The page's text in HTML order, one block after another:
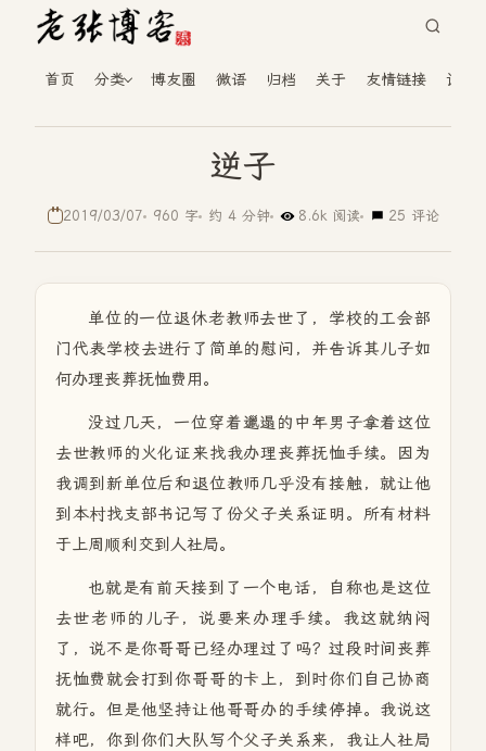
首页 分类 博友圈 微语 归档 关于 友情链接 读者
逆子
2019/03/07 960 字 约 4 分钟 8.6k 阅读 25 评论
单位的一位退休老教师去世了，学校的工会部
门代表学校去进行了简单的慰问，并告诉其儿子如
何办理丧葬抚恤费用。
没过几天，一位穿着邋遢的中年男子拿着这位
去世教师的火化证来找我办理丧葬抚恤手续。因为
我调到新单位后和退位教师几乎没有接触，就让他
到本村找支部书记写了份父子关系证明。所有材料
于上周顺利交到人社局。
也就是有前天接到了一个电话，自称也是这位
去世老师的儿子，说要来办理手续。我这就纳闷
了，说不是你哥哥已经办理过了吗？过段时间丧葬
抚恤费就会打到你哥哥的卡上，到时你们自己协商
就行。但是他坚持让他哥哥办的手续停掉。我说这
样吧，你到你们大队写个父子关系来，我让人社局